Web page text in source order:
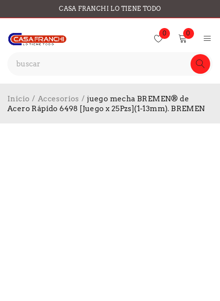
CASA FRANCHI LO TIENE TODO
0 0
Inicio / Accesorios / juego mecha BREMEN® de
Acero Rápido 6498 [Juego x 25Pzs](1-13mm). BREMEN